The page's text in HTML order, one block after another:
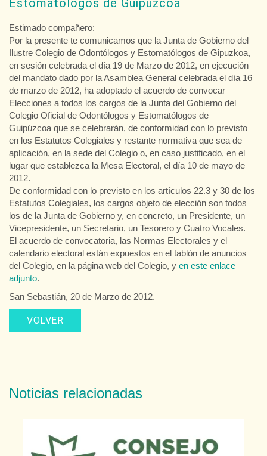
Estimado compañero:
Por la presente te comunicamos que la Junta de Gobierno del
Ilustre Colegio de Odontólogos y Estomatólogos de Gipuzkoa,
en sesión celebrada el día 19 de Marzo de 2012, en ejecución
del mandato dado por la Asamblea General celebrada el día 16
de marzo de 2012, ha adoptado el acuerdo de convocar
Elecciones a todos los cargos de la Junta del Gobierno del
Colegio Oficial de Odontólogos y Estomatólogos de
Guipúzcoa que se celebrarán, de conformidad con lo previsto
en los Estatutos Colegiales y restante normativa que sea de
aplicación, en la sede del Colegio o, en caso justificado, en el
lugar que establezca la Mesa Electoral, el día 10 de mayo de
2012.
De conformidad con lo previsto en los artículos 22.3 y 30 de los
Estatutos Colegiales, los cargos objeto de elección son todos
los de la Junta de Gobierno y, en concreto, un Presidente, un
Vicepresidente, un Secretario, un Tesorero y Cuatro Vocales.
El acuerdo de convocatoria, las Normas Electorales y el
calendario electoral están expuestos en el tablón de anuncios
del Colegio, en la página web del Colegio, y en este enlace
adjunto.
San Sebastián, 20 de Marzo de 2012.
VOLVER
Noticias relacionadas